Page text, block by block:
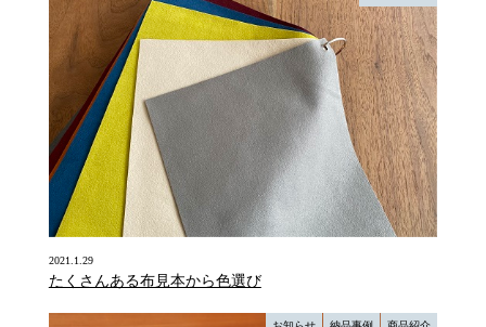
2021.1.29
たくさんある布見本から色選び